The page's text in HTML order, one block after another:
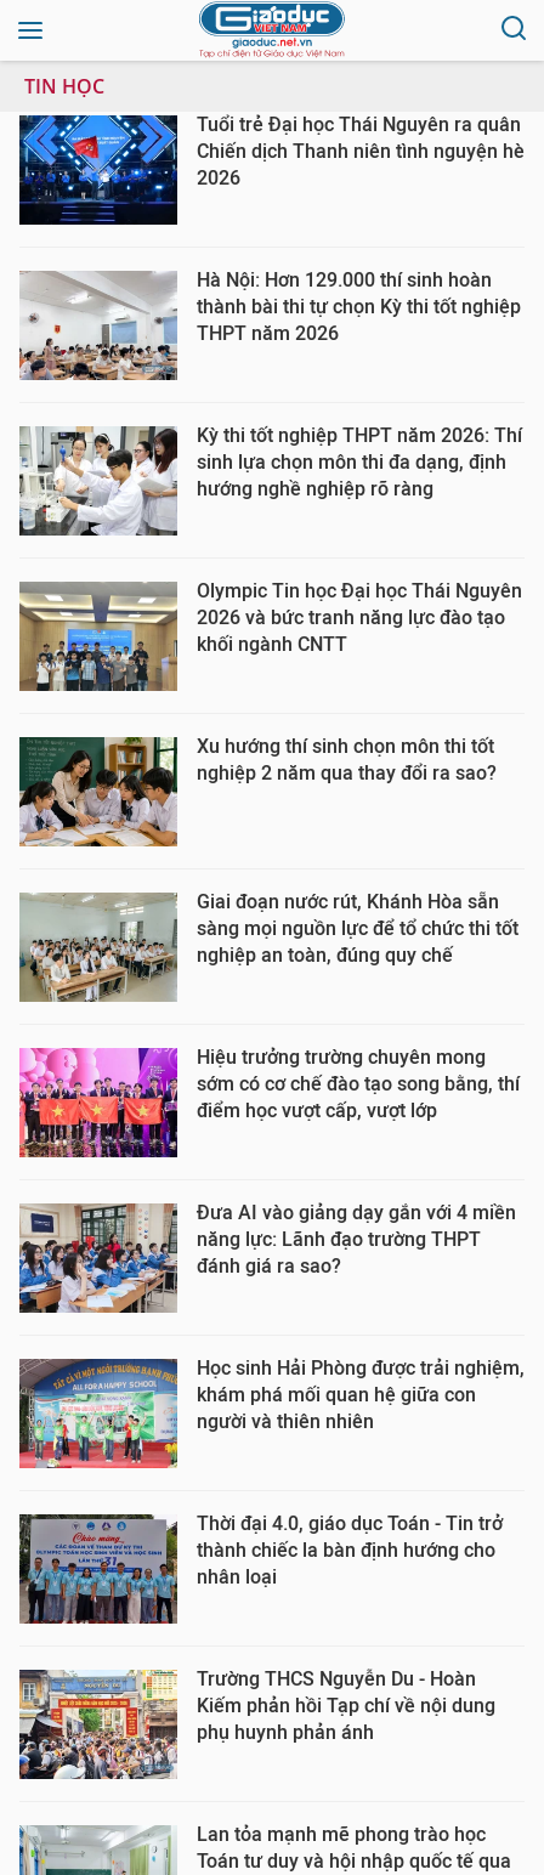
TIN HỌC
Tuổi trẻ Đại học Thái Nguyên ra quân
Chiến dịch Thanh niên tình nguyện hè
2026
Hà Nội: Hơn 129.000 thí sinh hoàn
thành bài thi tự chọn Kỳ thi tốt nghiệp
THPT năm 2026
Kỳ thi tốt nghiệp THPT năm 2026: Thí
sinh lựa chọn môn thi đa dạng, định
hướng nghề nghiệp rõ ràng
Olympic Tin học Đại học Thái Nguyên
2026 và bức tranh năng lực đào tạo
khối ngành CNTT
Xu hướng thí sinh chọn môn thi tốt
nghiệp 2 năm qua thay đổi ra sao?
Giai đoạn nước rút, Khánh Hòa sẵn
sàng mọi nguồn lực để tổ chức thi tốt
nghiệp an toàn, đúng quy chế
Hiệu trưởng trường chuyên mong
sớm có cơ chế đào tạo song bằng, thí
điểm học vượt cấp, vượt lớp
Đưa AI vào giảng dạy gắn với 4 miền
năng lực: Lãnh đạo trường THPT
đánh giá ra sao?
Học sinh Hải Phòng được trải nghiệm,
khám phá mối quan hệ giữa con
người và thiên nhiên
Thời đại 4.0, giáo dục Toán - Tin trở
thành chiếc la bàn định hướng cho
nhân loại
Trường THCS Nguyễn Du - Hoàn
Kiếm phản hồi Tạp chí về nội dung
phụ huynh phản ánh
Lan tỏa mạnh mẽ phong trào học
Toán tư duy và hội nhập quốc tế qua